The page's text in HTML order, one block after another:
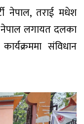
नेपाल, तराई मधेश
नेपाल लगायत दलका
संविधान